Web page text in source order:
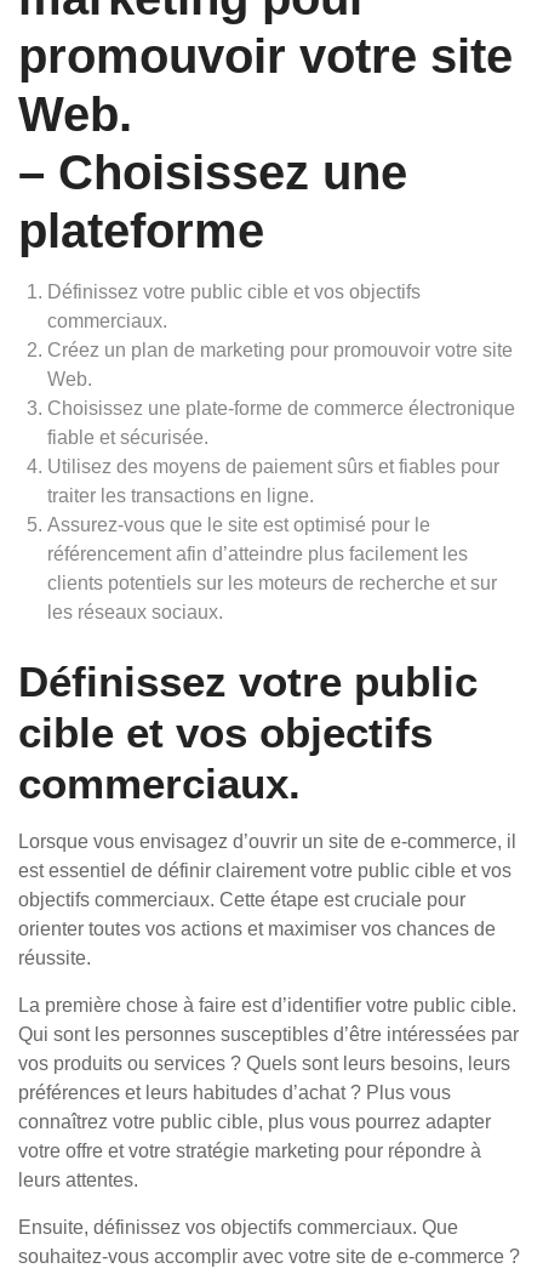
promouvoir votre site
Web.
– Choisissez une
plateforme
Définissez votre public cible et vos objectifs
commerciaux.
Créez un plan de marketing pour promouvoir votre site
Web.
Choisissez une plate-forme de commerce électronique
fiable et sécurisée.
Utilisez des moyens de paiement sûrs et fiables pour
traiter les transactions en ligne.
Assurez-vous que le site est optimisé pour le
référencement afin d’atteindre plus facilement les
clients potentiels sur les moteurs de recherche et sur
les réseaux sociaux.
Définissez votre public
cible et vos objectifs
commerciaux.
Lorsque vous envisagez d’ouvrir un site de e-commerce, il
est essentiel de définir clairement votre public cible et vos
objectifs commerciaux. Cette étape est cruciale pour
orienter toutes vos actions et maximiser vos chances de
réussite.
La première chose à faire est d’identifier votre public cible.
Qui sont les personnes susceptibles d’être intéressées par
vos produits ou services ? Quels sont leurs besoins, leurs
préférences et leurs habitudes d’achat ? Plus vous
connaîtrez votre public cible, plus vous pourrez adapter
votre offre et votre stratégie marketing pour répondre à
leurs attentes.
Ensuite, définissez vos objectifs commerciaux. Que
souhaitez-vous accomplir avec votre site de e-commerce ?